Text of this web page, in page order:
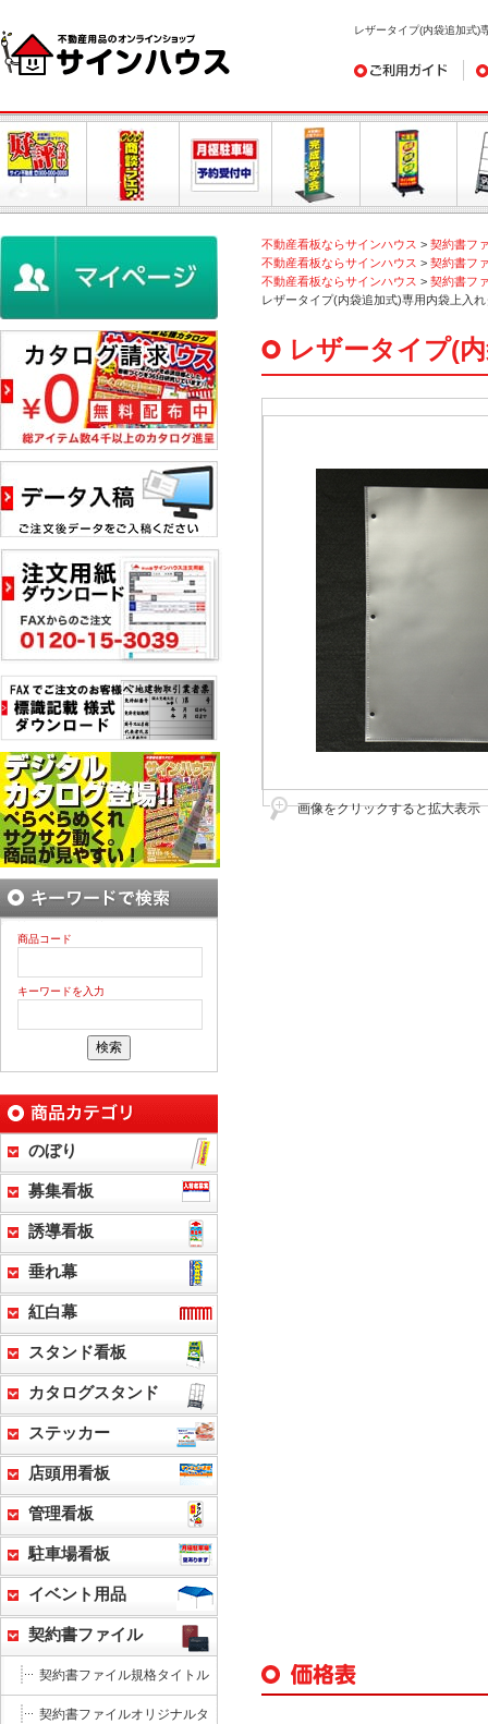
レザータイプ(内袋追加式)
ご利用ガイド デ
不動産看板ならサインハウス > 契約書フ
不動産看板ならサインハウス > 契約書フ
不動産看板ならサインハウス > 契約書フ
レザータイプ(内袋追加式)専用内袋上入
レザータイプ(
画像をクリックすると拡大表示
商品コード
キーワードを入力
のぼり
募集看板
誘導看板
垂れ幕
紅白幕
スタンド看板
カタログスタンド
ステッカー
店頭用看板
管理看板
駐車場看板
イベント用品
契約書ファイル
契約書ファイル規格タイトル
契約書ファイルオリジナルタ